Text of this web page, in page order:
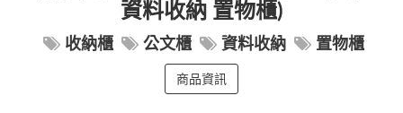
資料收納 置物櫃)
收納櫃 公文櫃 資料收納 置物櫃
商品資訊